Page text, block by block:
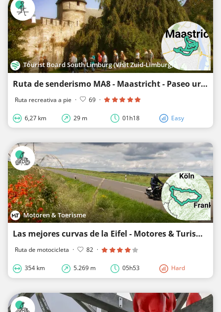
Tourist Board South Limburg (Visit Zuid-Limburg)
Ruta de senderismo MA8 - Maastricht - Paseo urbano por Maastricht
Ruta recreativa a pie · 69 ·
6,27 km 29 m 01h18 Easy
Motoren & Toerisme
Las mejores curvas de la Eifel - Motores & Turismo
Ruta de motocicleta · 82 ·
354 km 5.269 m 05h53 Hard